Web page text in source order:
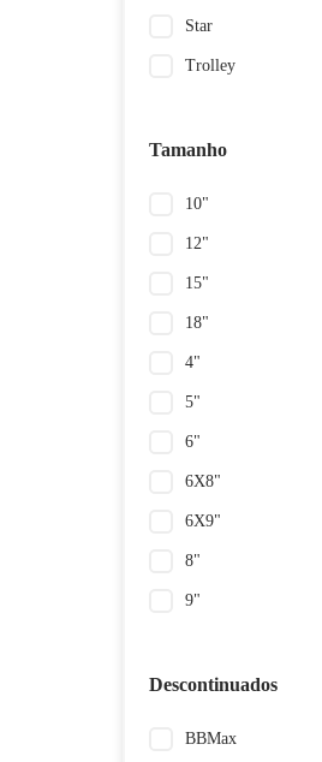
Star
Trolley
Tamanho
10"
12"
15"
18"
4"
5"
6"
6X8"
6X9"
8"
9"
Descontinuados
BBMax